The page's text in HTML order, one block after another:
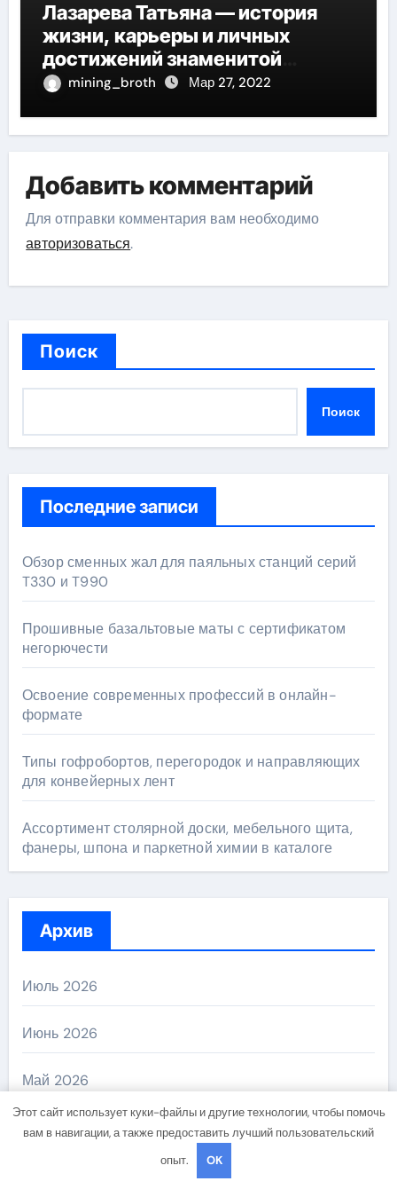
Лазарева Татьяна — история
жизни, карьеры и личных
достижений знаменитой
актрисы, восходящей на олимп
mining_broth Мар 27, 2022
Добавить комментарий
Для отправки комментария вам необходимо
авторизоваться.
Поиск
Поиск
Последние записи
Обзор сменных жал для паяльных станций серий
T330 и T990
Прошивные базальтовые маты с сертификатом
негорючести
Освоение современных профессий в онлайн-
формате
Типы гофробортов, перегородок и направляющих
для конвейерных лент
Ассортимент столярной доски, мебельного щита,
фанеры, шпона и паркетной химии в каталоге
Архив
Июль 2026
Июнь 2026
Май 2026
Апрель 2026
Этот сайт использует куки-файлы и другие технологии, чтобы помочь
вам в навигации, а также предоставить лучший пользовательский
опыт.
OK